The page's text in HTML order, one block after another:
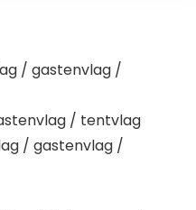
/ gastenvlag /
/ tentvlag
/ gastenvlag /